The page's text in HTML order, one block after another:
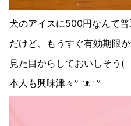
犬のアイスに500円なんて普
だけど、もうすぐ有効期限
見た目からしておいしそう(
本人も興味津々 ᐡ ᵔᴥᵔ ᐡ